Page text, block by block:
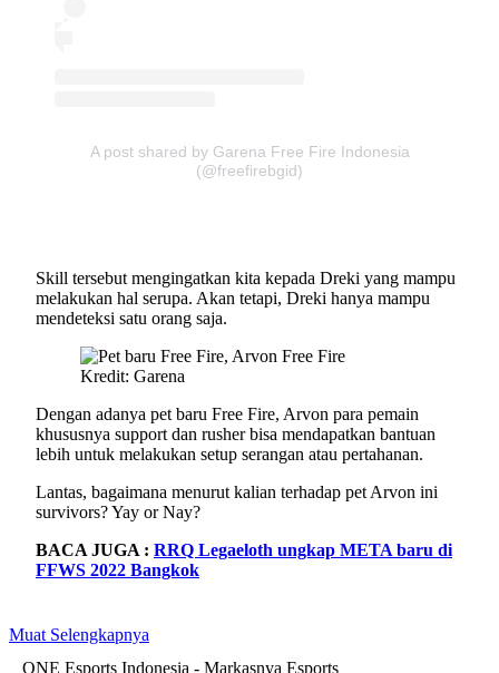
A post shared by Garena Free Fire Indonesia
(@freefirebgid)
Skill tersebut mengingatkan kita kepada Dreki yang mampu
melakukan hal serupa. Akan tetapi, Dreki hanya mampu
mendeteksi satu orang saja.
Kredit: Garena
Dengan adanya pet baru Free Fire, Arvon para pemain
khususnya support dan rusher bisa mendapatkan bantuan
lebih untuk melakukan setup serangan atau pertahanan.
Lantas, bagaimana menurut kalian terhadap pet Arvon ini
survivors? Yay or Nay?
BACA JUGA : RRQ Legaeloth ungkap META baru di
FFWS 2022 Bangkok
Muat Selengkapnya
ONE Esports Indonesia - Markasnya Esports